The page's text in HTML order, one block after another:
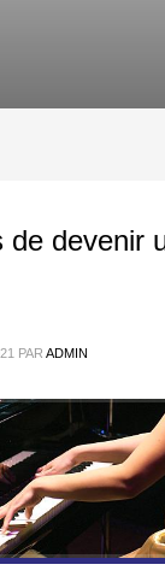
de devenir
PAR ADMIN